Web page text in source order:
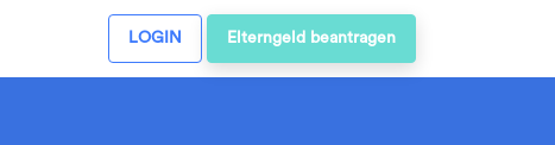
Elterngeld beantragen
LOGIN